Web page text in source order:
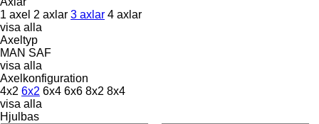
1 axel 2 axlar 3 axlar 4 axlar
visa alla
Axeltyp
MAN SAF
visa alla
Axelkonfiguration
4x2 6x2 6x4 6x6 8x2 8x4
visa alla
Hjulbas